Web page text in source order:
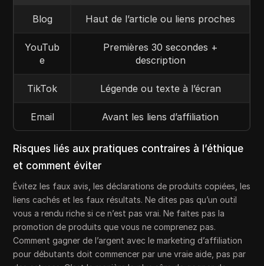
Blog Haut de l’article ou liens proches
YouTub
e
Premières 30 secondes +
description
TikTok Légende ou texte à l’écran
Email Avant les liens d’affiliation
Risques liés aux pratiques contraires à l’éthique
et comment éviter
Évitez les faux avis, les déclarations de produits copiées, les
liens cachés et les faux résultats. Ne dites pas qu’un outil
vous a rendu riche si ce n’est pas vrai. Ne faites pas la
promotion de produits que vous ne comprenez pas.
Comment gagner de l’argent avec le marketing d’affiliation
pour débutants doit commencer par une vraie aide, pas par